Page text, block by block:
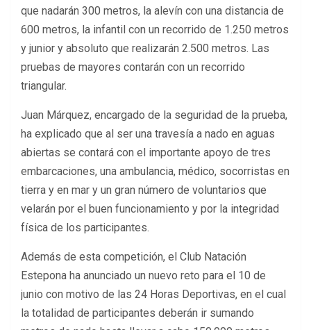
que nadarán 300 metros, la alevín con una distancia de
600 metros, la infantil con un recorrido de 1.250 metros
y junior y absoluto que realizarán 2.500 metros. Las
pruebas de mayores contarán con un recorrido
triangular.
Juan Márquez, encargado de la seguridad de la prueba,
ha explicado que al ser una travesía a nado en aguas
abiertas se contará con el importante apoyo de tres
embarcaciones, una ambulancia, médico, socorristas en
tierra y en mar y un gran número de voluntarios que
velarán por el buen funcionamiento y por la integridad
física de los participantes.
Además de esta competición, el Club Natación
Estepona ha anunciado un nuevo reto para el 10 de
junio con motivo de las 24 Horas Deportivas, en el cual
la totalidad de participantes deberán ir sumando